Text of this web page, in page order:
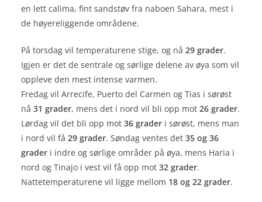
en lett calima, fint sandstøv fra naboen Sahara, mest i
de høyereliggende områdene.
På torsdag vil temperaturene stige, og nå 29 grader.
Igjen er det de sentrale og sørlige delene av øya som vil
oppleve den mest intense varmen.
Fredag vil Arrecife, Puerto del Carmen og Tias i sørøst
nå 31 grader, mens det i nord vil bli opp mot 26 grader.
Lørdag vil det bli opp mot 36 grader i sørøst, mens man
i nord vil få 29 grader. Søndag ventes det 35 og 36
grader i indre og sørlige områder på øya, mens Haria i
nord og Tinajo i vest vil få opp mot 32 grader.
Nattetemperaturene vil ligge mellom 18 og 22 grader.